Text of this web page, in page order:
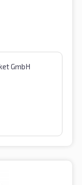
GmbH